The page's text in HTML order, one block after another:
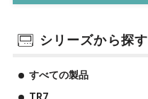
シリーズから探す
すべての製品
TR7